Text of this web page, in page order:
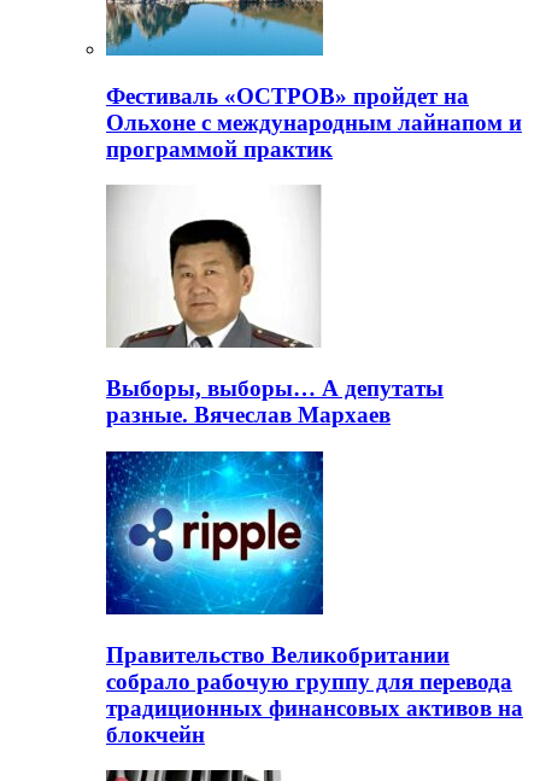
Фестиваль «ОСТРОВ» пройдет на
Ольхоне с международным лайнапом и
программой практик
Выборы, выборы… А депутаты
разные. Вячеслав Мархаев
Правительство Великобритании
собрало рабочую группу для перевода
традиционных финансовых активов на
блокчейн